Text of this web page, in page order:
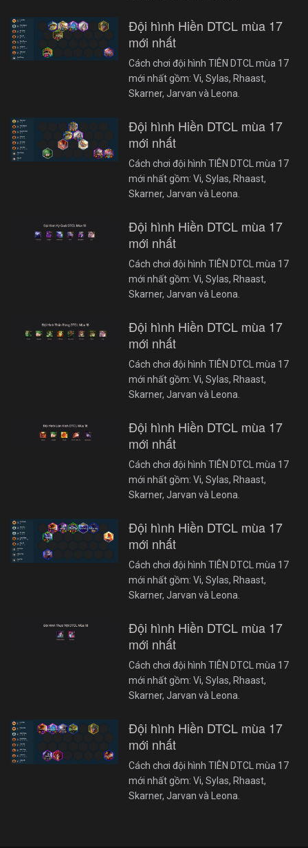
Đội hình Hiền DTCL mùa 17
mới nhất
Cách chơi đội hình TIÊN DTCL mùa 17
mới nhất gồm: Vi, Sylas, Rhaast,
Skarner, Jarvan và Leona.
Đội hình Hiền DTCL mùa 17
mới nhất
Cách chơi đội hình TIÊN DTCL mùa 17
mới nhất gồm: Vi, Sylas, Rhaast,
Skarner, Jarvan và Leona.
Đội hình Hiền DTCL mùa 17
mới nhất
Cách chơi đội hình TIÊN DTCL mùa 17
mới nhất gồm: Vi, Sylas, Rhaast,
Skarner, Jarvan và Leona.
Đội hình Hiền DTCL mùa 17
mới nhất
Cách chơi đội hình TIÊN DTCL mùa 17
mới nhất gồm: Vi, Sylas, Rhaast,
Skarner, Jarvan và Leona.
Đội hình Hiền DTCL mùa 17
mới nhất
Cách chơi đội hình TIÊN DTCL mùa 17
mới nhất gồm: Vi, Sylas, Rhaast,
Skarner, Jarvan và Leona.
Đội hình Hiền DTCL mùa 17
mới nhất
Cách chơi đội hình TIÊN DTCL mùa 17
mới nhất gồm: Vi, Sylas, Rhaast,
Skarner, Jarvan và Leona.
Đội hình Hiền DTCL mùa 17
mới nhất
Cách chơi đội hình TIÊN DTCL mùa 17
mới nhất gồm: Vi, Sylas, Rhaast,
Skarner, Jarvan và Leona.
Đội hình Hiền DTCL mùa 17
mới nhất
Cách chơi đội hình TIÊN DTCL mùa 17
mới nhất gồm: Vi, Sylas, Rhaast,
Skarner, Jarvan và Leona.